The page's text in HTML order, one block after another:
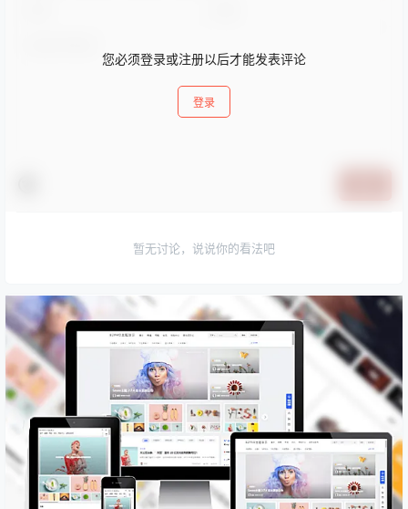
您必须登录或注册以后才能发表评论
登录
暂无讨论，说说你的看法吧